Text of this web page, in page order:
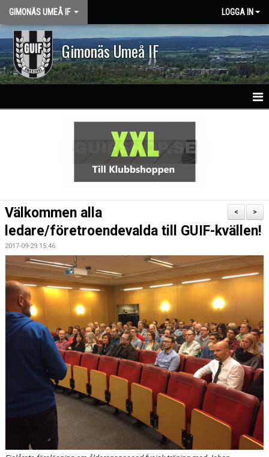
GIMONÄS UMEÅ IF LOGGA IN
Gimonäs Umeå IF
VISION & VÄRDEGRUND
DOKUMENT
AVGIFTER
FRITIDSKORTET
MATERIALINKÖP
NATTVANDRING
>
<
Välkommen alla
ledare/företroendevalda till GUIF-kvällen!
2017-09-29 15:46